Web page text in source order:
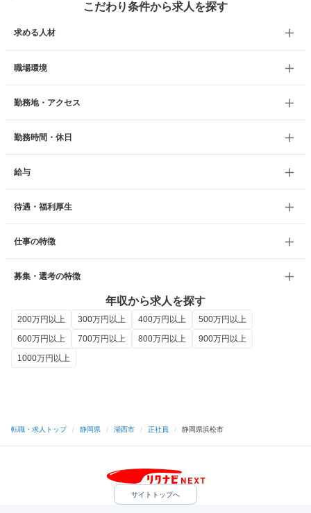
こだわり条件から求人を探す
求める人材
職場環境
勤務地・アクセス
勤務時間・休日
給与
待遇・福利厚生
仕事の特徴
募集・選考の特徴
年収から求人を探す
200万円以上 300万円以上 400万円以上
500万円以上
600万円以上
700万円以上 800万円以上
900万円以上
1000万円以上
転職・求人トップ / 静岡県 / 湖西市 / 正社員 / 静岡県浜松市
サイトトップへ